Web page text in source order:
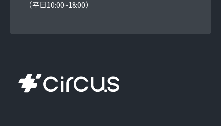
（平日10:00~18:00）